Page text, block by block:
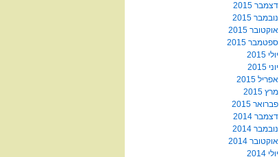
דצמבר 2015
נובמבר 2015
אוקטובר 2015
ספטמבר 2015
יולי 2015
יוני 2015
אפריל 2015
מרץ 2015
פברואר 2015
דצמבר 2014
נובמבר 2014
אוקטובר 2014
יולי 2014